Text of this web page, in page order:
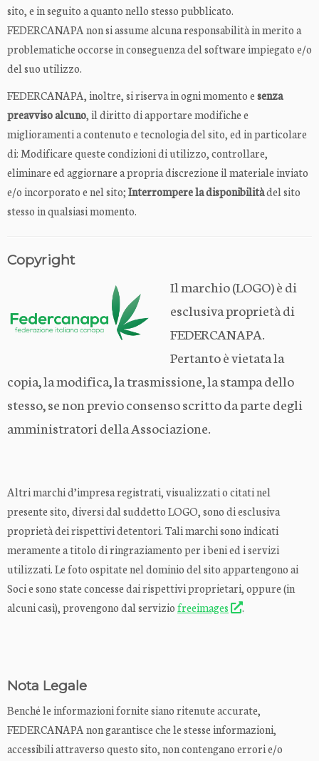
sito, e in seguito a quanto nello stesso pubblicato.
FEDERCANAPA non si assume alcuna responsabilità in merito a
problematiche occorse in conseguenza del software impiegato e/o
del suo utilizzo.
FEDERCANAPA, inoltre, si riserva in ogni momento esenza
preavviso alcuno, il diritto di apportare modifiche e
miglioramenti a contenuto e tecnologia del sito, ed in particolare
di: Modificare queste condizioni di utilizzo, controllare,
eliminare ed aggiornare a propria discrezione il materiale inviato
e/o incorporato e nel sito;Interrompere la disponibilitàdel sito
stesso in qualsiasi momento.
Copyright
Il marchio (LOGO) è di
esclusiva proprietà di
FEDERCANAPA.
Pertanto è vietata la
copia, la modifica, la trasmissione, la stampa dello
stesso, se non previo consenso scritto da parte degli
amministratori della Associazione.
Altri marchi d’impresa registrati, visualizzati o citati nel
presente sito, diversi dal suddetto LOGO, sono di esclusiva
proprietà dei rispettivi detentori. Tali marchi sono indicati
meramente a titolo di ringraziamento per i beni ed i servizi
utilizzati. Le foto ospitate nel dominio del sito appartengono ai
Soci e sono state concesse dai rispettivi proprietari, oppure (in
alcuni casi), provengono dal serviziofreeimages .
Nota Legale
Benché le informazioni fornite siano ritenute accurate,
FEDERCANAPA non garantisce che le stesse informazioni,
accessibili attraverso questo sito, non contengano errori e/o